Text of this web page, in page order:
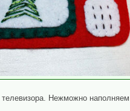
телевизора. Нежможно